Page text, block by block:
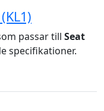
passar till Seat
specifikationer.